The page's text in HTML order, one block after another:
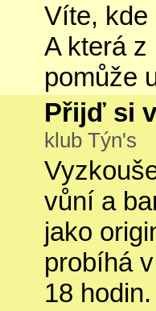
Víte, kde
A která
pomůže
Přijď si
klub Týn's
vůní a
jako
probíhá
18 hodin.